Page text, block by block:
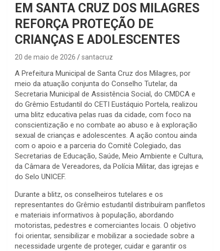
EM SANTA CRUZ DOS MILAGRES
REFORÇA PROTEÇÃO DE
CRIANÇAS E ADOLESCENTES
20 de maio de 2026 santacruz
A Prefeitura Municipal de Santa Cruz dos Milagres, por
meio da atuação conjunta do Conselho Tutelar, da
Secretaria Municipal de Assistência Social, do CMDCA e
do Grêmio Estudantil do CETI Eustáquio Portela, realizou
uma blitz educativa pelas ruas da cidade, com foco na
conscientização e no combate ao abuso e à exploração
sexual de crianças e adolescentes. A ação contou ainda
com o apoio e a parceria do Comitê Colegiado, das
Secretarias de Educação, Saúde, Meio Ambiente e Cultura,
da Câmara de Vereadores, da Polícia Militar, das igrejas e
do Selo UNICEF.
Durante a blitz, os conselheiros tutelares e os
representantes do Grêmio estudantil distribuíram panfletos
e materiais informativos à população, abordando
motoristas, pedestres e comerciantes locais. O objetivo
foi orientar, sensibilizar e mobilizar a sociedade sobre a
necessidade urgente de proteger, cuidar e garantir os